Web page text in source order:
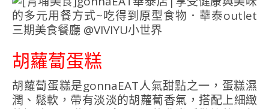
胡蘿蔔蛋糕
胡蘿蔔蛋糕是gonnaEAT人氣甜點之一，蛋糕濕
潤、鬆軟，帶有淡淡的胡蘿蔔香氣，搭配上細緻